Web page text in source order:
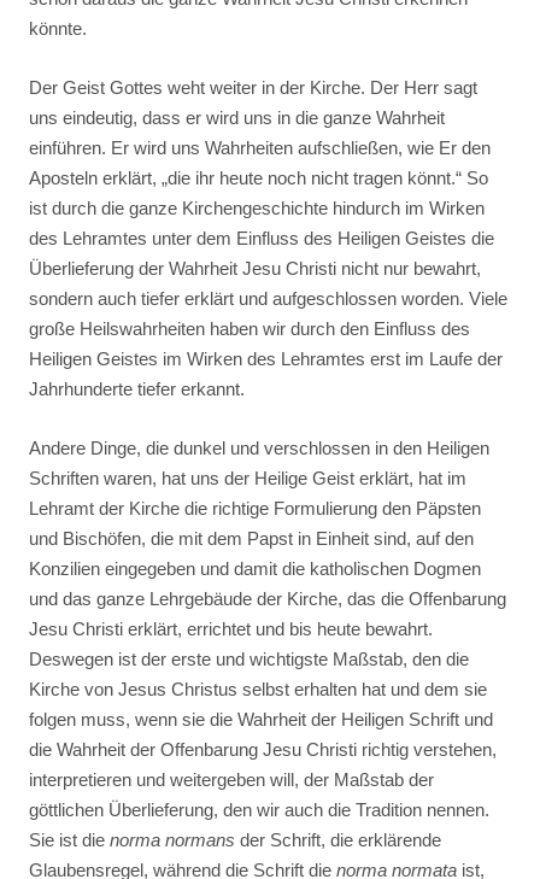
könnte.
Der Geist Gottes weht weiter in der Kirche. Der Herr sagt
uns eindeutig, dass er wird uns in die ganze Wahrheit
einführen. Er wird uns Wahrheiten aufschließen, wie Er den
Aposteln erklärt, „die ihr heute noch nicht tragen könnt.“ So
ist durch die ganze Kirchengeschichte hindurch im Wirken
des Lehramtes unter dem Einfluss des Heiligen Geistes die
Überlieferung der Wahrheit Jesu Christi nicht nur bewahrt,
sondern auch tiefer erklärt und aufgeschlossen worden. Viele
große Heilswahrheiten haben wir durch den Einfluss des
Heiligen Geistes im Wirken des Lehramtes erst im Laufe der
Jahrhunderte tiefer erkannt.
Andere Dinge, die dunkel und verschlossen in den Heiligen
Schriften waren, hat uns der Heilige Geist erklärt, hat im
Lehramt der Kirche die richtige Formulierung den Päpsten
und Bischöfen, die mit dem Papst in Einheit sind, auf den
Konzilien eingegeben und damit die katholischen Dogmen
und das ganze Lehrgebäude der Kirche, das die Offenbarung
Jesu Christi erklärt, errichtet und bis heute bewahrt.
Deswegen ist der erste und wichtigste Maßstab, den die
Kirche von Jesus Christus selbst erhalten hat und dem sie
folgen muss, wenn sie die Wahrheit der Heiligen Schrift und
die Wahrheit der Offenbarung Jesu Christi richtig verstehen,
interpretieren und weitergeben will, der Maßstab der
göttlichen Überlieferung, den wir auch die Tradition nennen.
Sie ist die norma normans der Schrift, die erklärende
Glaubensregel, während die Schrift die norma normata ist,